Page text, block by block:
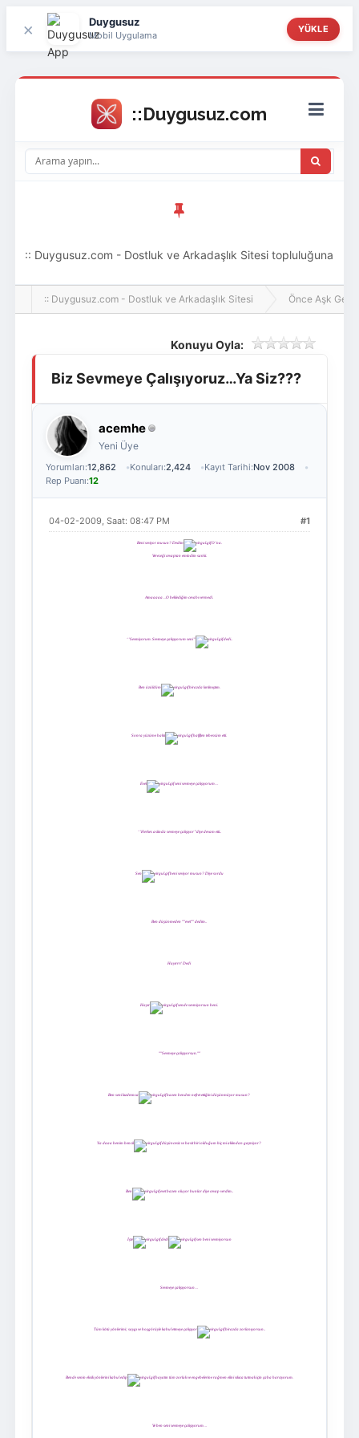
× Duygusuz
Mobil Uygulama
YÜKLE
Giriş Yap Üye Ol
:: Duygusuz.com - Dostluk ve Arkadaşlık Sitesi topluluğuna
hoş geldin ziyaretçi! Aramıza katılmak istersen kayıt
:: Duygusuz.com - Dostluk ve Arkadaşlık Sitesi Önce Aşk Gelir
Konuyu Oyla:
Biz Sevmeye Çalışıyoruz…Ya Siz???
acemhe
Yeni Üye
Yorumları:12,862 Konuları:2,424 Kayıt Tarihi:Nov 2008
Rep Puanı:12
#1
04-02-2009, Saat: 08:47 PM
Beni seviyor musun? Dedim O’na.
Vereceği cevaptan emindim sanki.
Amaaaaa…O beklediğim cevabı vermedi.
‘’Sevmiyorum. Sevmeye çalışıyorum seni’’ dedi..
Ben üzüldüm birazda kırılmıştım.
Sonra yüzüme baktı hafiften tebessüm etti.
Evet seni sevmeye çalışıyorum…
‘’Herkes aslında sevmeye çalışıyor’’ diye devam etti..
Sen beni seviyor musun? Diye sordu
Ben düşünmeden ''''evet'''' dedim..
Hayırrr! Dedi
Hayır sende sevmiyorsun beni.
''''Sevmeye çalışıyorsun.''''
Ben seni kızdırınca bazen benden nefret ettiğini düşünmüyor musun?
Ya daaa benim bencil düşüncesiz ve basit biri olduğum hiç mi aklından geçmiyor?
Ben evet bazen oluyor bunlar diye cevap verdim..
İşte dedi sen beni sevmiyorsun
Sevmeye çalışıyorsun…
Tüm kötü yönlerimi; saygı ve hoşgörüyle kabul etmeye çalışıyor birazda zorlanıyorsun..
Bende senin eksik yönlerini kabul edip hayatın tüm zorluk ve engebelerine rağmen elini sıkıca tutmak için çaba harcıyorum.
Ve ben seni sevmeye çalışıyorum…